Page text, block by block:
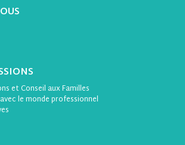
et Conseil aux Familles
le monde professionnel